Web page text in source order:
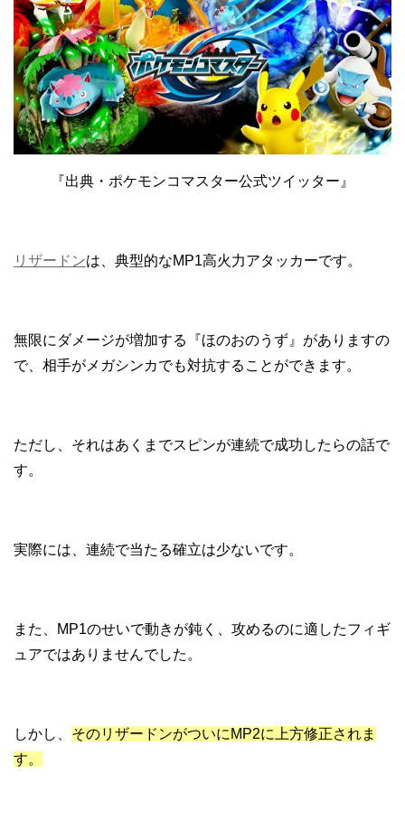
『出典・ポケモンコマスター公式ツイッター』
リザードンは、典型的なMP1高火力アタッカーです。
無限にダメージが増加する『ほのおのうず』がありますの
で、相手がメガシンカでも対抗することができます。
ただし、それはあくまでスピンが連続で成功したらの話で
す。
実際には、連続で当たる確立は少ないです。
また、MP1のせいで動きが鈍く、攻めるのに適したフィギ
ュアではありませんでした。
しかし、 そのリザードンがついにMP2に上方修正されま
す。